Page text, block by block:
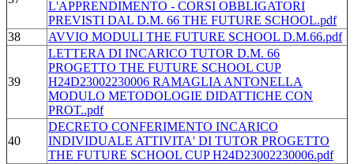
L'APPRENDIMENTO - CORSI OBBLIGATORI
PREVISTI DAL D.M. 66 THE FUTURE SCHOOL.pdf
38
AVVIO MODULI THE FUTURE SCHOOL D.M.66.pdf
39
LETTERA DI INCARICO TUTOR D.M. 66
PROGETTO THE FUTURE SCHOOL CUP
H24D23002230006 RAMAGLIA ANTONELLA
MODULO METODOLOGIE DIDATTICHE CON
PROT..pdf
40
DECRETO CONFERIMENTO INCARICO
INDIVIDUALE ATTIVITA' DI TUTOR PROGETTO
THE FUTURE SCHOOL CUP H24D23002230006.pdf